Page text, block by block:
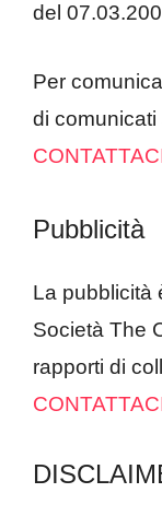
del
Per
di comunicati
Pubblicità
La pubblicità
Società The
rapporti di